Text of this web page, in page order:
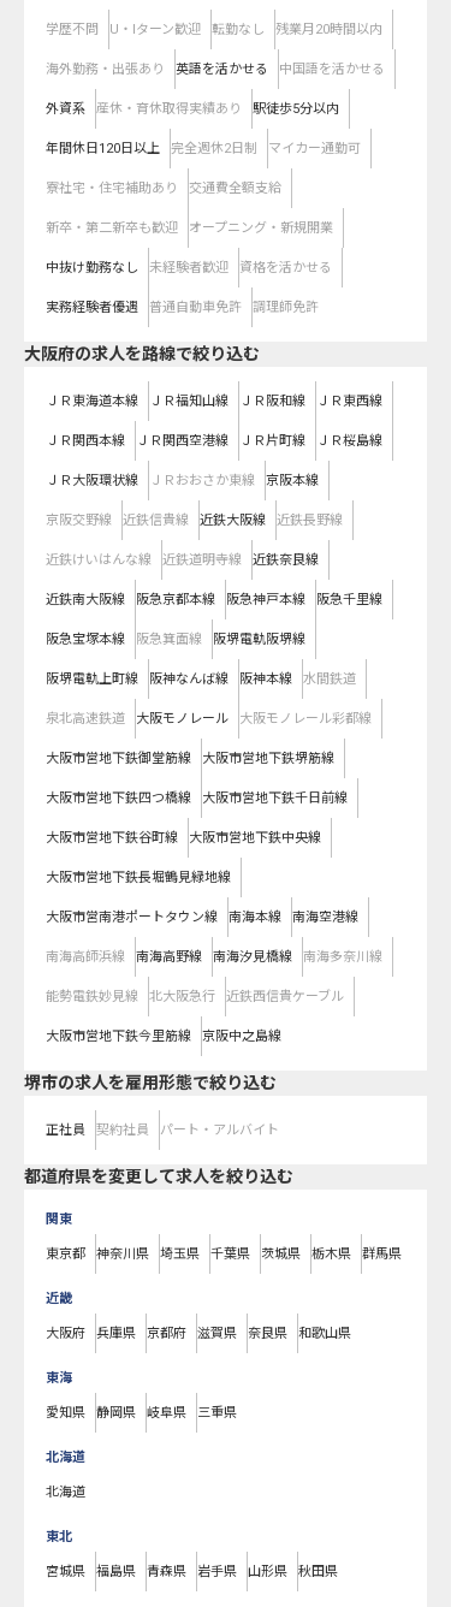
学歴不問 U・Iターン歓迎 転勤なし 残業月20時間以内
海外勤務・出張あり 英語を活かせる 中国語を活かせる
外資系 産休・育休取得実績あり 駅徒歩5分以内
年間休日120日以上 完全週休2日制 マイカー通勤可
寮社宅・住宅補助あり 交通費全額支給
新卒・第二新卒も歓迎 オープニング・新規開業
中抜け勤務なし 未経験者歓迎 資格を活かせる
実務経験者優遇 普通自動車免許 調理師免許
大阪府の求人を路線で絞り込む
ＪＲ東海道本線 ＪＲ福知山線 ＪＲ阪和線 ＪＲ東西線
ＪＲ関西本線 ＪＲ関西空港線 ＪＲ片町線 ＪＲ桜島線
ＪＲ大阪環状線 ＪＲおおさか東線 京阪本線
京阪交野線 近鉄信貴線 近鉄大阪線 近鉄長野線
近鉄けいはんな線 近鉄道明寺線 近鉄奈良線
近鉄南大阪線 阪急京都本線 阪急神戸本線 阪急千里線
阪急宝塚本線 阪急箕面線 阪堺電軌阪堺線
阪堺電軌上町線 阪神なんば線 阪神本線 水間鉄道
泉北高速鉄道 大阪モノレール 大阪モノレール彩都線
大阪市営地下鉄御堂筋線 大阪市営地下鉄堺筋線
大阪市営地下鉄四つ橋線 大阪市営地下鉄千日前線
大阪市営地下鉄谷町線 大阪市営地下鉄中央線
大阪市営地下鉄長堀鶴見緑地線
大阪市営南港ポートタウン線 南海本線 南海空港線
南海高師浜線 南海高野線 南海汐見橋線 南海多奈川線
能勢電鉄妙見線 北大阪急行 近鉄西信貴ケーブル
大阪市営地下鉄今里筋線 京阪中之島線
堺市の求人を雇用形態で絞り込む
正社員 契約社員 パート・アルバイト
都道府県を変更して求人を絞り込む
関東
東京都 神奈川県 埼玉県 千葉県 茨城県 栃木県 群馬県
近畿
大阪府 兵庫県 京都府 滋賀県 奈良県 和歌山県
東海
愛知県 静岡県 岐阜県 三重県
北海道
北海道
東北
宮城県 福島県 青森県 岩手県 山形県 秋田県